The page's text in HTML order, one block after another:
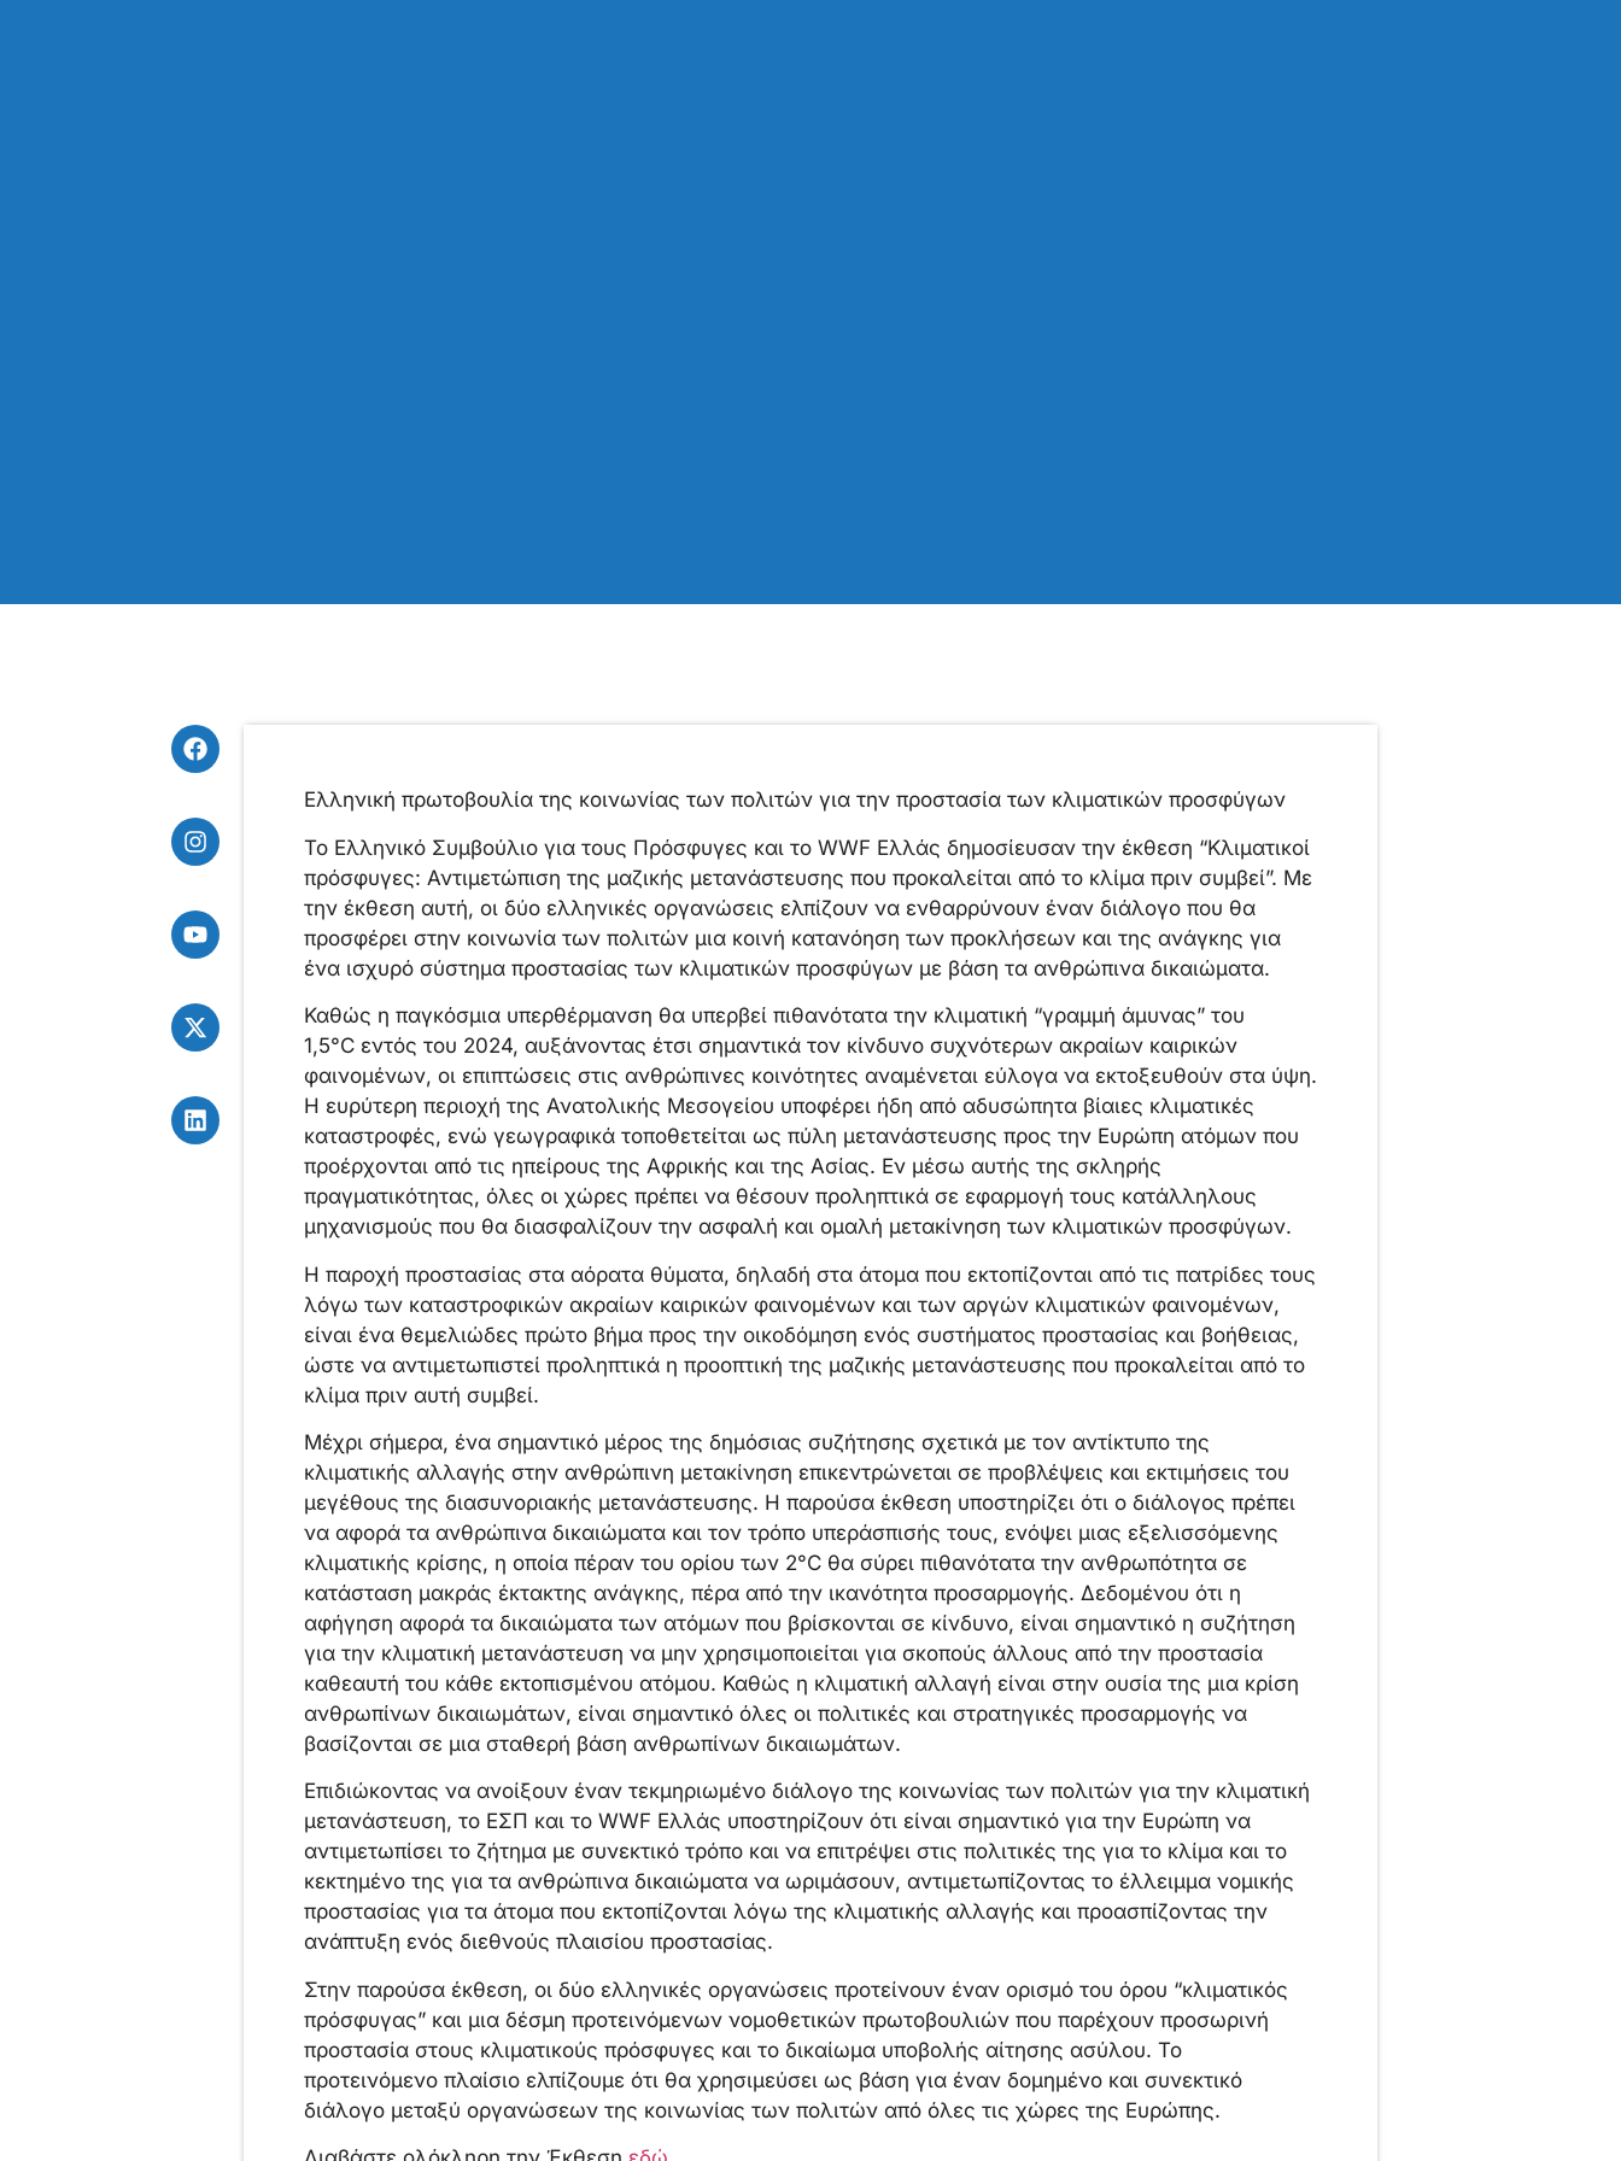
Ελληνική πρωτοβουλία της κοινωνίας των πολιτών για την προστασία των κλιματικών προσφύγων
Το Ελληνικό Συμβούλιο για τους Πρόσφυγες και το WWF Ελλάς δημοσίευσαν την έκθεση “Κλιματικοί
πρόσφυγες: Αντιμετώπιση της μαζικής μετανάστευσης που προκαλείται από το κλίμα πριν συμβεί”. Με
την έκθεση αυτή, οι δύο ελληνικές οργανώσεις ελπίζουν να ενθαρρύνουν έναν διάλογο που θα
προσφέρει στην κοινωνία των πολιτών μια κοινή κατανόηση των προκλήσεων και της ανάγκης για
ένα ισχυρό σύστημα προστασίας των κλιματικών προσφύγων με βάση τα ανθρώπινα δικαιώματα.
Καθώς η παγκόσμια υπερθέρμανση θα υπερβεί πιθανότατα την κλιματική “γραμμή άμυνας” του
1,5°C εντός του 2024, αυξάνοντας έτσι σημαντικά τον κίνδυνο συχνότερων ακραίων καιρικών
φαινομένων, οι επιπτώσεις στις ανθρώπινες κοινότητες αναμένεται εύλογα να εκτοξευθούν στα ύψη.
Η ευρύτερη περιοχή της Ανατολικής Μεσογείου υποφέρει ήδη από αδυσώπητα βίαιες κλιματικές
καταστροφές, ενώ γεωγραφικά τοποθετείται ως πύλη μετανάστευσης προς την Ευρώπη ατόμων που
προέρχονται από τις ηπείρους της Αφρικής και της Ασίας. Εν μέσω αυτής της σκληρής
πραγματικότητας, όλες οι χώρες πρέπει να θέσουν προληπτικά σε εφαρμογή τους κατάλληλους
μηχανισμούς που θα διασφαλίζουν την ασφαλή και ομαλή μετακίνηση των κλιματικών προσφύγων.
Η παροχή προστασίας στα αόρατα θύματα, δηλαδή στα άτομα που εκτοπίζονται από τις πατρίδες τους
λόγω των καταστροφικών ακραίων καιρικών φαινομένων και των αργών κλιματικών φαινομένων,
είναι ένα θεμελιώδες πρώτο βήμα προς την οικοδόμηση ενός συστήματος προστασίας και βοήθειας,
ώστε να αντιμετωπιστεί προληπτικά η προοπτική της μαζικής μετανάστευσης που προκαλείται από το
κλίμα πριν αυτή συμβεί.
Μέχρι σήμερα, ένα σημαντικό μέρος της δημόσιας συζήτησης σχετικά με τον αντίκτυπο της
κλιματικής αλλαγής στην ανθρώπινη μετακίνηση επικεντρώνεται σε προβλέψεις και εκτιμήσεις του
μεγέθους της διασυνοριακής μετανάστευσης. Η παρούσα έκθεση υποστηρίζει ότι ο διάλογος πρέπει
να αφορά τα ανθρώπινα δικαιώματα και τον τρόπο υπεράσπισής τους, ενόψει μιας εξελισσόμενης
κλιματικής κρίσης, η οποία πέραν του ορίου των 2°C θα σύρει πιθανότατα την ανθρωπότητα σε
κατάσταση μακράς έκτακτης ανάγκης, πέρα από την ικανότητα προσαρμογής. Δεδομένου ότι η
αφήγηση αφορά τα δικαιώματα των ατόμων που βρίσκονται σε κίνδυνο, είναι σημαντικό η συζήτηση
για την κλιματική μετανάστευση να μην χρησιμοποιείται για σκοπούς άλλους από την προστασία
καθεαυτή του κάθε εκτοπισμένου ατόμου. Καθώς η κλιματική αλλαγή είναι στην ουσία της μια κρίση
ανθρωπίνων δικαιωμάτων, είναι σημαντικό όλες οι πολιτικές και στρατηγικές προσαρμογής να
βασίζονται σε μια σταθερή βάση ανθρωπίνων δικαιωμάτων.
Επιδιώκοντας να ανοίξουν έναν τεκμηριωμένο διάλογο της κοινωνίας των πολιτών για την κλιματική
μετανάστευση, το ΕΣΠ και το WWF Ελλάς υποστηρίζουν ότι είναι σημαντικό για την Ευρώπη να
αντιμετωπίσει το ζήτημα με συνεκτικό τρόπο και να επιτρέψει στις πολιτικές της για το κλίμα και το
κεκτημένο της για τα ανθρώπινα δικαιώματα να ωριμάσουν, αντιμετωπίζοντας το έλλειμμα νομικής
προστασίας για τα άτομα που εκτοπίζονται λόγω της κλιματικής αλλαγής και προασπίζοντας την
ανάπτυξη ενός διεθνούς πλαισίου προστασίας.
Στην παρούσα έκθεση, οι δύο ελληνικές οργανώσεις προτείνουν έναν ορισμό του όρου “κλιματικός
πρόσφυγας” και μια δέσμη προτεινόμενων νομοθετικών πρωτοβουλιών που παρέχουν προσωρινή
προστασία στους κλιματικούς πρόσφυγες και το δικαίωμα υποβολής αίτησης ασύλου. Το
προτεινόμενο πλαίσιο ελπίζουμε ότι θα χρησιμεύσει ως βάση για έναν δομημένο και συνεκτικό
διάλογο μεταξύ οργανώσεων της κοινωνίας των πολιτών από όλες τις χώρες της Ευρώπης.